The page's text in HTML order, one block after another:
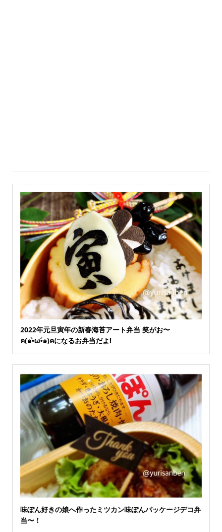
2022年元旦寅年の新春海苔アート弁当 笑がお〜
ฅ(๑•̀ω•́๑)ฅになるお弁当だよ!
味ぽん好きの娘へ作ったミツカン味ぽんパッケージデコ弁
当〜！